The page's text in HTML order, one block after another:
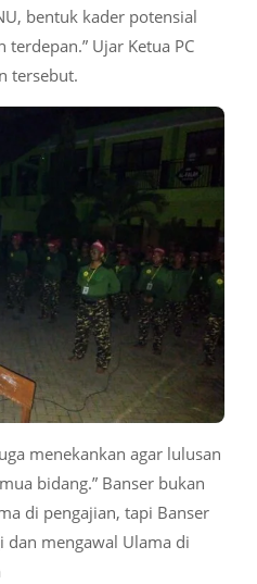
bentuk kader potensial
Ujar Ketua PC
tersebut.
menekankan agar lulusan
bidang.” Banser bukan
di pengajian, tapi Banser
dan mengawal Ulama di